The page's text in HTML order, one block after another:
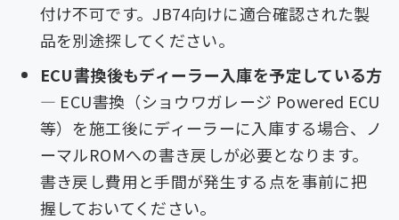
付け不可です。JB74向けに適合確認された製
品を別途探してください。
ECU書換後もディーラー入庫を予定している方
— ECU書換（ショウワガレージ Powered ECU
等）を施工後にディーラーに入庫する場合、ノ
ーマルROMへの書き戻しが必要となります。
書き戻し費用と手間が発生する点を事前に把
握しておいてください。